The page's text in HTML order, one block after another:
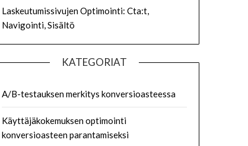
Laskeutumissivujen Optimointi: Cta:t,
Navigointi, Sisältö
KATEGORIAT
A/B-testauksen merkitys konversioasteessa
Käyttäjäkokemuksen optimointi
konversioasteen parantamiseksi